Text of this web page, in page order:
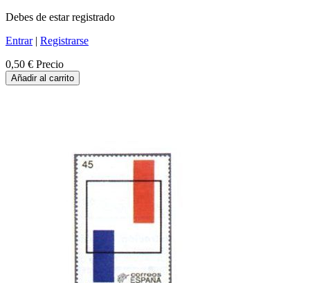
Debes de estar registrado
Entrar| Registrarse
0,50 € Precio
Añadir al carrito